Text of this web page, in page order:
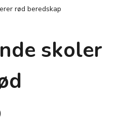
rød beredskap
skoler